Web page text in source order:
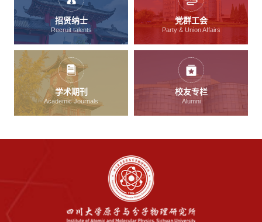
招贤纳士
Recruit talents
党群工会
Party & Union Affairs
学术期刊
Academic Journals
校友专栏
Alumni